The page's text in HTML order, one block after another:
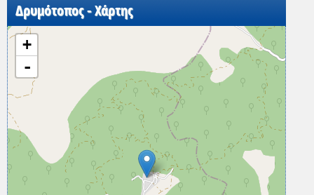
Δρυμότοπος - Χάρτης
+
-